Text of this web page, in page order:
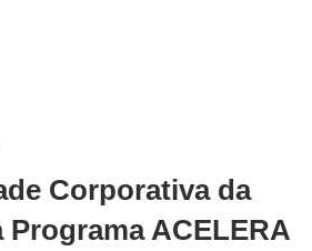
Corporativa da
Programa ACELERA